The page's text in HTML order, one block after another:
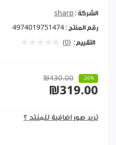
الشركة : sharp
رقم المنتج : 4974019751474
التقييم: (0)
₪430.00 -26%
₪319.00
تريد صور اضافية للمنتج ؟